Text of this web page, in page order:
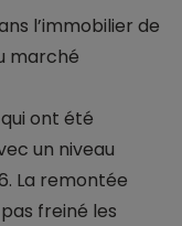
l’immobilier de
marché
ont été
un niveau
La remontée
freiné les